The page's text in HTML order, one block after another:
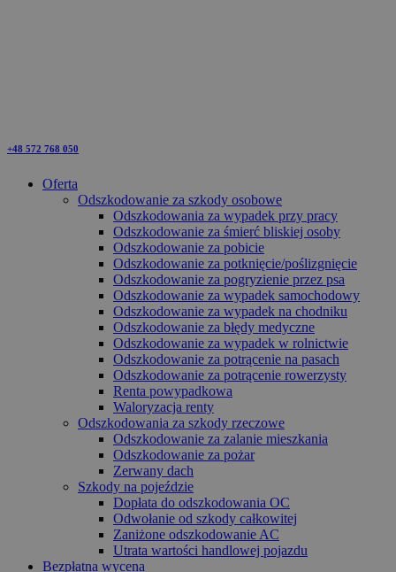
+48 572 768 050
Oferta
Odszkodowanie za szkody osobowe
Odszkodowania za wypadek przy pracy
Odszkodowanie za śmierć bliskiej osoby
Odszkodowanie za pobicie
Odszkodowanie za potknięcie/poślizgnięcie
Odszkodowanie za pogryzienie przez psa
Odszkodowanie za wypadek samochodowy
Odszkodowanie za wypadek na chodniku
Odszkodowanie za błędy medyczne
Odszkodowanie za wypadek w rolnictwie
Odszkodowanie za potrącenie na pasach
Odszkodowanie za potrącenie rowerzysty
Renta powypadkowa
Waloryzacja renty
Odszkodowania za szkody rzeczowe
Odszkodowanie za zalanie mieszkania
Odszkodowanie za pożar
Zerwany dach
Szkody na pojeździe
Dopłata do odszkodowania OC
Odwołanie od szkody całkowitej
Zaniżone odszkodowanie AC
Utrata wartości handlowej pojazdu
Bezpłatna wycena